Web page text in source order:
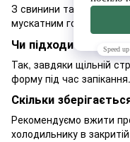
З свинини та
мускатним горіхом і
Чи підходить
Так, завдяки щільній
форму під час запікання.
Скільки
Рекомендуємо вжити
холодильнику в